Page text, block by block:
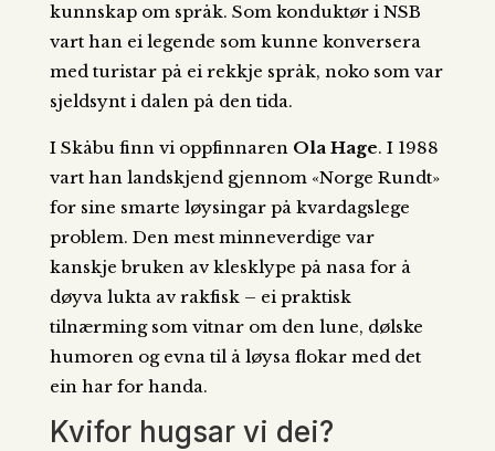
kunnskap om språk. Som konduktør i NSB
vart han ei legende som kunne konversera
med turistar på ei rekkje språk, noko som var
sjeldsynt i dalen på den tida.
I Skåbu finn vi oppfinnaren Ola Hage. I 1988
vart han landskjend gjennom «Norge Rundt»
for sine smarte løysingar på kvardagslege
problem. Den mest minneverdige var
kanskje bruken av klesklype på nasa for å
døyva lukta av rakfisk – ei praktisk
tilnærming som vitnar om den lune, dølske
humoren og evna til å løysa flokar med det
ein har for handa.
Kvifor hugsar vi dei?